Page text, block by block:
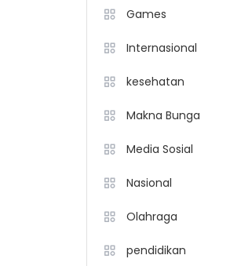
Games
Internasional
kesehatan
Makna Bunga
Media Sosial
Nasional
Olahraga
pendidikan